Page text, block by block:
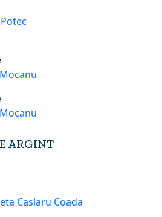
ARGINT
Caslaru Coada